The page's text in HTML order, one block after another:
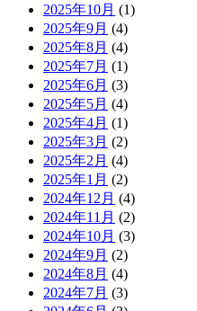
2025年10月 (1)
2025年9月 (4)
2025年8月 (4)
2025年7月 (1)
2025年6月 (3)
2025年5月 (4)
2025年4月 (1)
2025年3月 (2)
2025年2月 (4)
2025年1月 (2)
2024年12月 (4)
2024年11月 (2)
2024年10月 (3)
2024年9月 (2)
2024年8月 (4)
2024年7月 (3)